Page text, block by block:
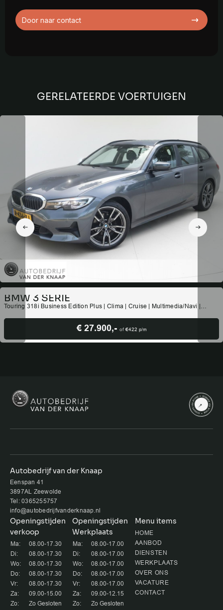
Door naar contact
GERELATEERDE VOERTUIGEN
BMW 3 SERIE
Touring 318i Business Edition Plus | Clima | Cruise | Multimedia/Navi |
€ 27.900,- of €422 p/m
Autobedrijf van der Knaap
Eenspan 41
3897AL Zeewolde
Tel: 0365255757
info@autobedrijfvanderknaap.nl
Openingstijden
verkoop
Ma:
08.00-17.30
Di:
08.00-17.30
Wo:
08.00-17.30
Do:
08.00-17.30
Vr:
08.00-17.30
Za:
09.00-15.00
Zo:
Zo Gesloten
Openingstijden
Werkplaats
Ma:
08.00-17.00
Di:
08.00-17.00
Wo:
08.00-17.00
Do:
08.00-17.00
Vr:
08.00-17.00
Za:
09.00-12.15
Zo:
Zo Gesloten
Menu items
HOME
AANBOD
DIENSTEN
WERKPLAATS
OVER ONS
VACATURE
CONTACT